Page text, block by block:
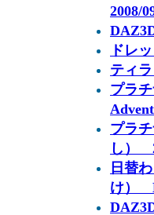
2008/
ドレ
ティ
プラ
プラ
し）
日替
け）